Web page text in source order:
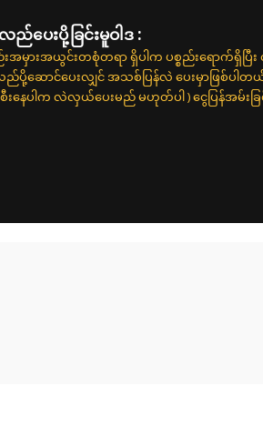
ည်ပေးပို့ခြင်းမူဝါဒ :
းအမှားအယွင်းတစုံတရာ ရှိပါက ပစ္စည်းရောက်ရှိပြီ
ည်ပို့ဆောင်ပေးလျှင် အသစ်ပြန်လဲ ပေးမှာဖြစ်ပါ
းနေပါက လဲလှယ်ပေးမည် မဟုတ်ပါ ) ငွေပြန်အမ်းခြ